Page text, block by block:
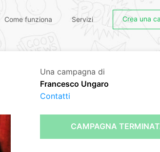
Come funziona Servizi Crea una
Una campagna di
Francesco Ungaro
Contatti
CAMPAGNA